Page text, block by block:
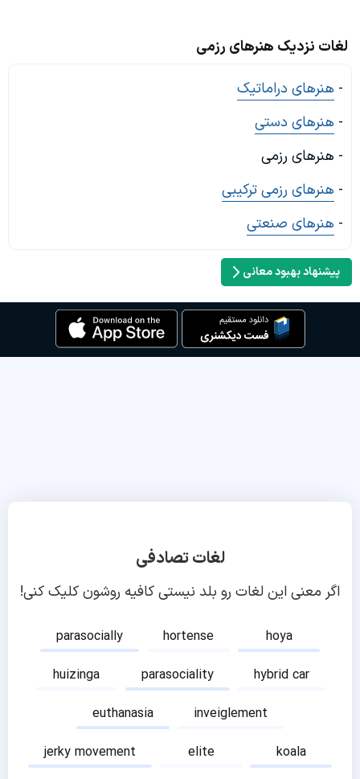
لغات نزدیک هنرهای رزمی
- هنرهای دراماتیک
- هنرهای دستی
- هنرهای رزمی
- هنرهای رزمی ترکیبی
- هنرهای صنعتی
پیشنهاد بهبود معانی
لغات تصادفی
اگر معنی این لغات رو بلد نیستی کافیه روشون کلیک کنی!
parasocially hortense
hoya
huizinga
parasociality
hybrid car
euthanasia
inveiglement
jerky movement
elite
koala